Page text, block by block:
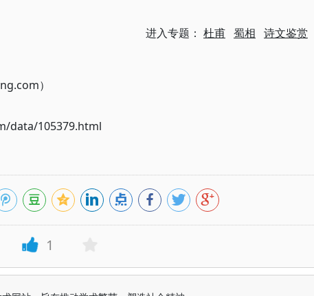
进入专题： 杜甫 蜀相 诗文鉴赏
）
data/105379.html
1